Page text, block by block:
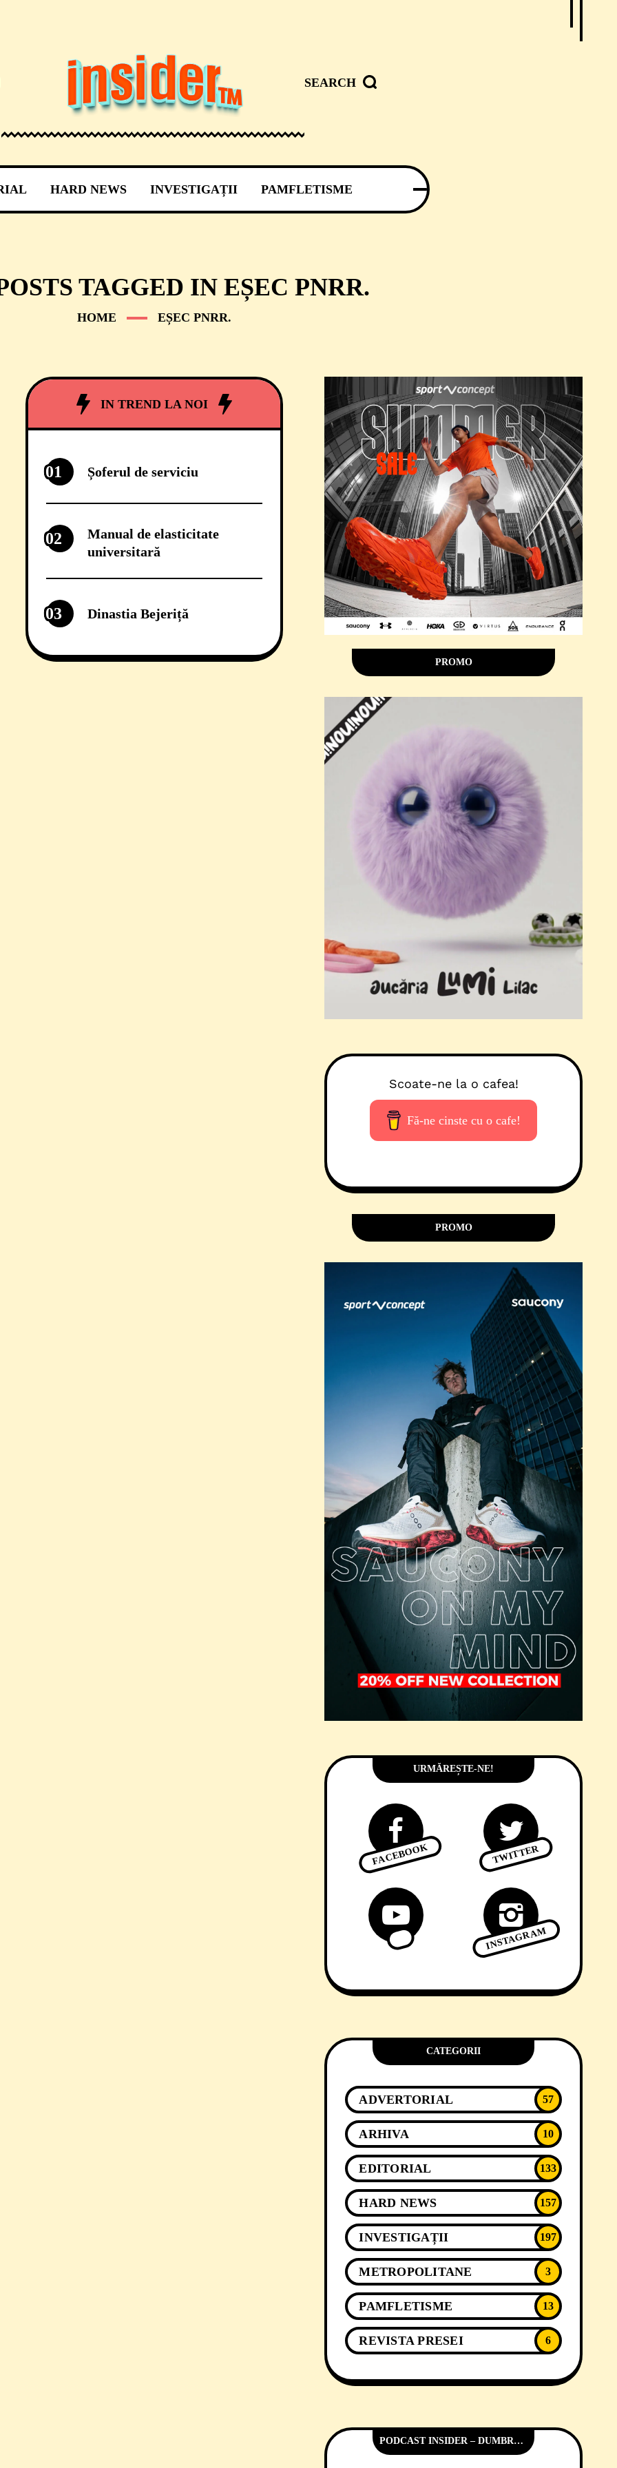
SEARCH
HARD NEWS INVESTIGAȚII PAMFLETISME
TAGGED IN EȘEC PNRR.
HOME EȘEC PNRR.
IN TREND LA NOI
01 Șoferul de serviciu
02
Manual de elasticitate
universitară
03 Dinastia Bejeriță
PROMO
Scoate-ne la o cafea!
Fă-ne cinste cu o cafe!
PROMO
URMĂREȘTE-NE!
FACEBOOK TWITTER
INSTAGRAM
CATEGORII
ADVERTORIAL 57
ARHIVA 10
EDITORIAL 133
HARD NEWS 157
INVESTIGAȚII 197
METROPOLITANE 3
PAMFLETISME 13
REVISTA PRESEI 6
PODCAST INSIDER – DUMBRĂVIȚA